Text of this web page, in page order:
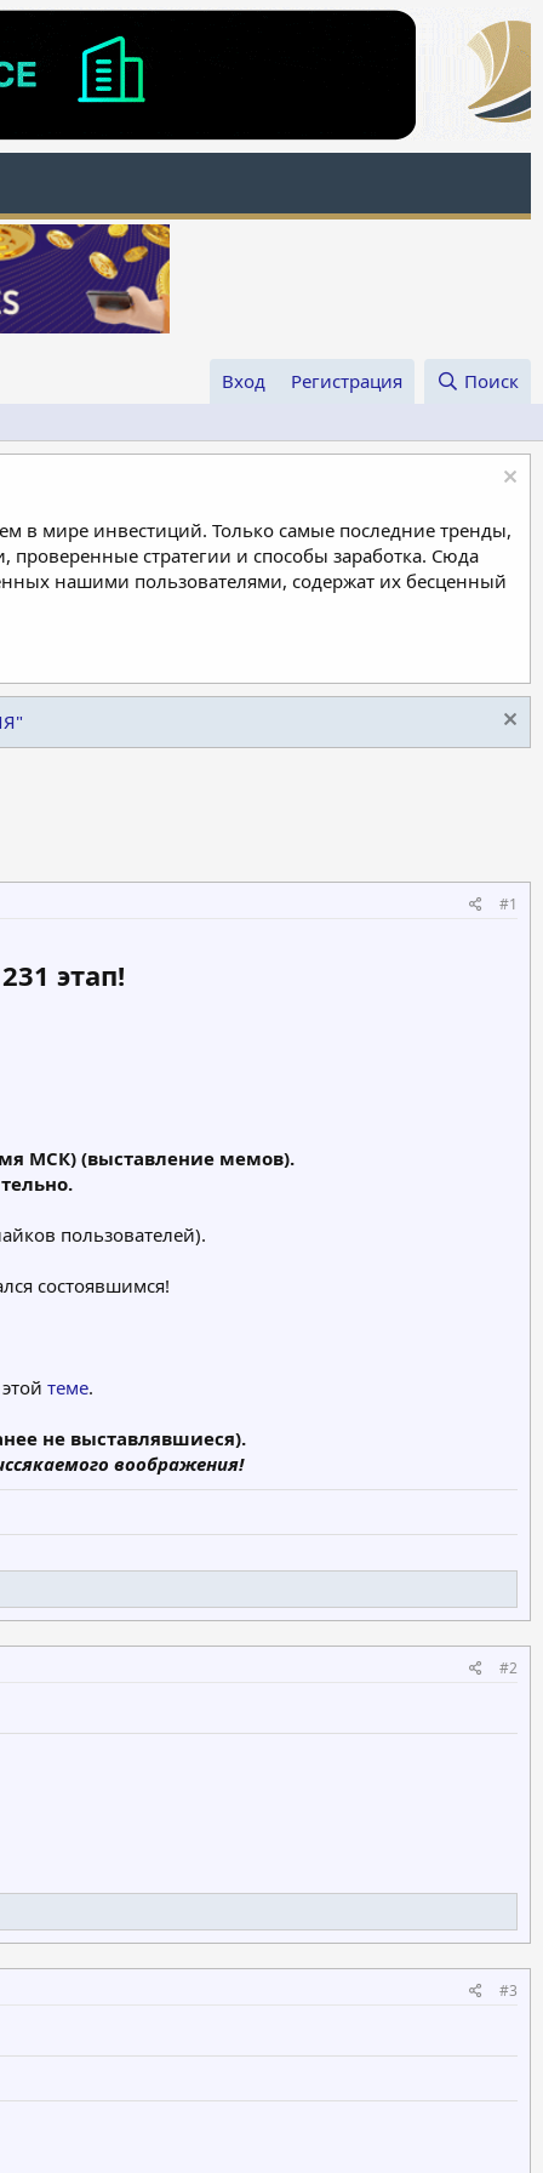
Вход Регистрация Поиск
в мире инвестиций. Только самые последние тренды,
стратегии и способы заработка. Сюда
нашими пользователями, содержат их бесценный
#1
этап!
МСК) (выставление мемов).
пользователей).
состоявшимся!
теме.
не выставлявшиеся).
воображения!
#2
#3